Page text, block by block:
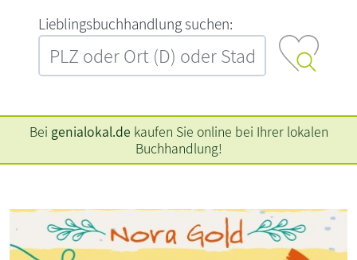
L‍i‍e‍b‍l‍i‍n‍g‍s‍b‍u‍c‍h‍h‍a‍n‍d‍l‍u‍n‍g‍ ‍s‍u‍c‍h‍e‍n‍:‍
Bei genialokal.de kaufen Sie online bei Ihrer lokalen
Buchhandlung!